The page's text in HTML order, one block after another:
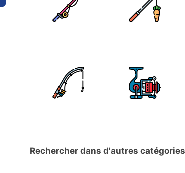
Rechercher dans d'autres catégories